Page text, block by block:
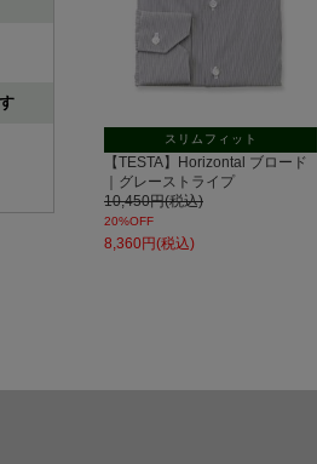
スリムフィット
【TESTA】Horizontal ブロード
｜グレーストライプ
10,450円(税込)
20%OFF
8,360円(税込)